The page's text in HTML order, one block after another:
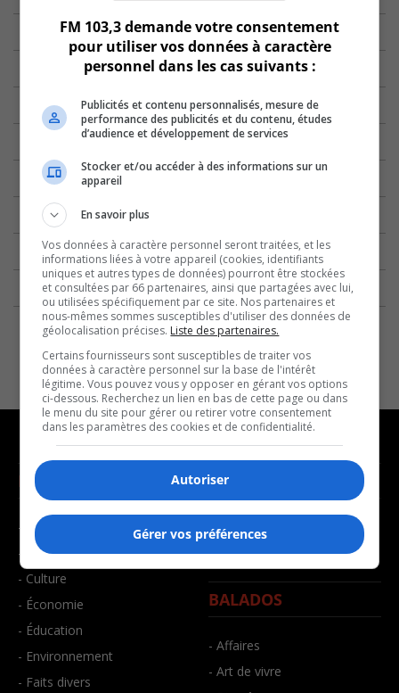
NOUVELLES
- Affaires municipales
- Communauté / Social
- Culture
- Économie
- Éducation
- Environnement
- Faits divers
MUSIQUE
- Décompte franco
- Joué récemment
BALADOS
- Affaires
- Art de vivre
FM 103,3 demande votre consentement
pour utiliser vos données à caractère
personnel dans les cas suivants :
Publicités et contenu personnalisés, mesure de
performance des publicités et du contenu, études
d’audience et développement de services
Stocker et/ou accéder à des informations sur un
appareil
En savoir plus
Vos données à caractère personnel seront traitées, et les
informations liées à votre appareil (cookies, identifiants
uniques et autres types de données) pourront être stockées
et consultées par 66 partenaires, ainsi que partagées avec lui,
ou utilisées spécifiquement par ce site. Nos partenaires et
nous-mêmes sommes susceptibles d'utiliser des données de
géolocalisation précises. Liste des partenaires.
Certains fournisseurs sont susceptibles de traiter vos
données à caractère personnel sur la base de l'intérêt
légitime. Vous pouvez vous y opposer en gérant vos options
ci-dessous. Recherchez un lien en bas de cette page ou dans
le menu du site pour gérer ou retirer votre consentement
dans les paramètres des cookies et de confidentialité.
Autoriser
Gérer vos préférences